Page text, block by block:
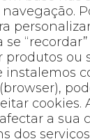
ou
instalemos
cookies.
a sua
dos